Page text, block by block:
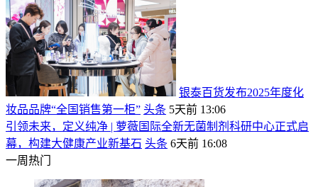
银泰百货发布2025年度化
妆品品牌“全国销售第一柜” 头条 5天前 13:06
引领未来，定义纯净 | 萝薇国际全新无菌制剂科研中心正式启
幕，构建大健康产业新基石 头条 6天前 16:08
一周热门